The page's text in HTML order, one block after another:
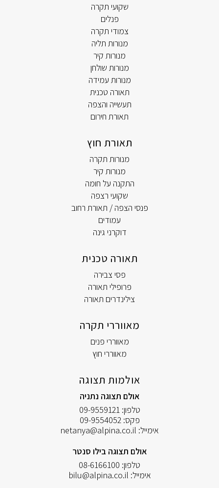
שקועי תקרה
פנלים
צמודי תקרה
מנורות תליה
מנורות קיר
מנורות שולחן
מנורות עמידה
תאורה טכנית
תעשייה והצפה
תאורת חירום
תאורת חוץ
מנורות תקרה
מנורות קיר
התקנה על חומה
שקועי רצפה
פנסי הצפה / תאורת רחוב
עמודים
דוקרני גינה
תאורה טכנית
פסי צבירה
פרופילי תאורה
צילינדרים תאורה
מאווררי תקרה
מאווררי פנים
מאווררי חוץ
אולמות תצוגה
אולם תצוגה נתניה
טלפון:09-9559121
פקס:09-9554052
אימייל: netanya@alpina.co.il
אולם תצוגה בילו סנטר
טלפון: 08-6166100
אימייל: bilu@alpina.co.il